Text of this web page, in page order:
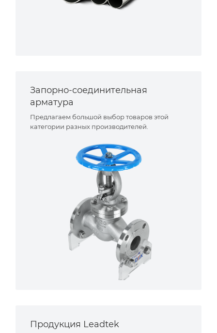
Запорно-соединительная
арматура
Предлагаем большой выбор товаров этой
категории разных производителей.
Продукция Leadtek